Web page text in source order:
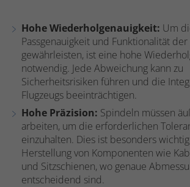
Hohe Wiederholgenauigkeit: Um
Passgenauigkeit und Funktionalität
gewährleisten, ist eine hohe
notwendig. Jede Abweichung kann zu
Sicherheitsrisiken führen und die
Flugzeugs beeinträchtigen.
Hohe Präzision: Spindeln müssen
arbeiten, um die erforderlichen
einzuhalten. Dies ist besonders
Herstellung von Komponenten wie
und Sitzschienen, wo genaue
entscheidend sind.